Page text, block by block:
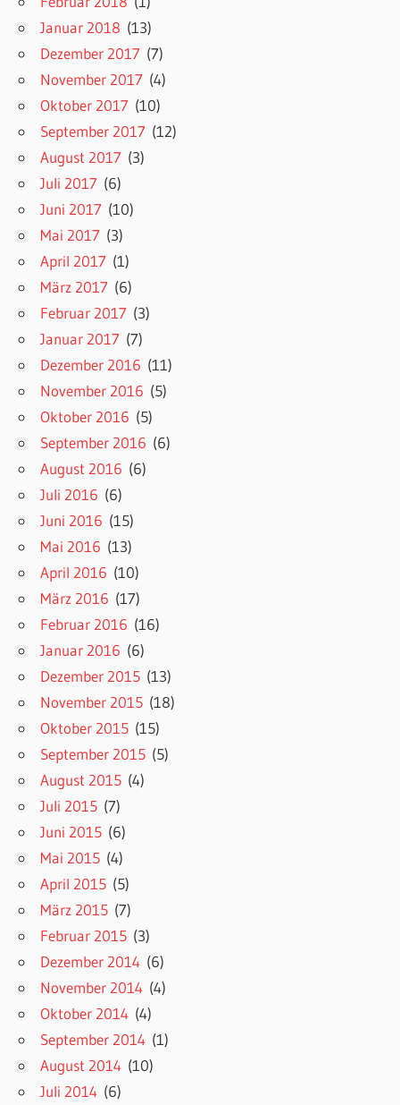
Januar 2018 (13)
Dezember 2017 (7)
November 2017 (4)
Oktober 2017 (10)
September 2017 (12)
August 2017 (3)
Juli 2017 (6)
Juni 2017 (10)
Mai 2017 (3)
April 2017 (1)
März 2017 (6)
Februar 2017 (3)
Januar 2017 (7)
Dezember 2016 (11)
November 2016 (5)
Oktober 2016 (5)
September 2016 (6)
August 2016 (6)
Juli 2016 (6)
Juni 2016 (15)
Mai 2016 (13)
April 2016 (10)
März 2016 (17)
Februar 2016 (16)
Januar 2016 (6)
Dezember 2015 (13)
November 2015 (18)
Oktober 2015 (15)
September 2015 (5)
August 2015 (4)
Juli 2015 (7)
Juni 2015 (6)
Mai 2015 (4)
April 2015 (5)
März 2015 (7)
Februar 2015 (3)
Dezember 2014 (6)
November 2014 (4)
Oktober 2014 (4)
September 2014 (1)
August 2014 (10)
Juli 2014 (6)